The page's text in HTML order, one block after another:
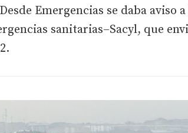
Emergencias se daba aviso
sanitarias–Sacyl, que